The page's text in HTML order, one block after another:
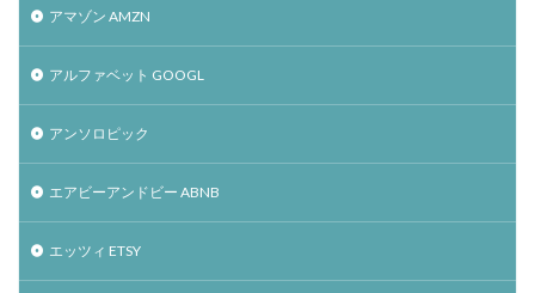
アマゾン AMZN
アルファベット GOOGL
アンソロピック
エアビーアンドビー ABNB
エッツィ ETSY